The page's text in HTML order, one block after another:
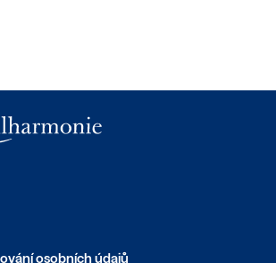
osobních údajů